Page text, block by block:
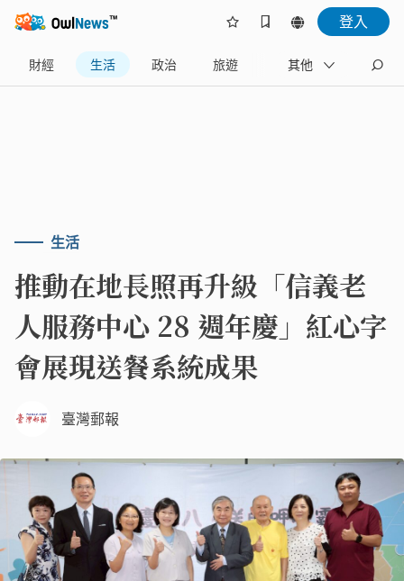
登入
財經 生活 政治 旅遊 體育
其他
生活
推動在地長照再升級「信義老
人服務中心 28 週年慶」紅心字
會展現送餐系統成果
臺灣郵報